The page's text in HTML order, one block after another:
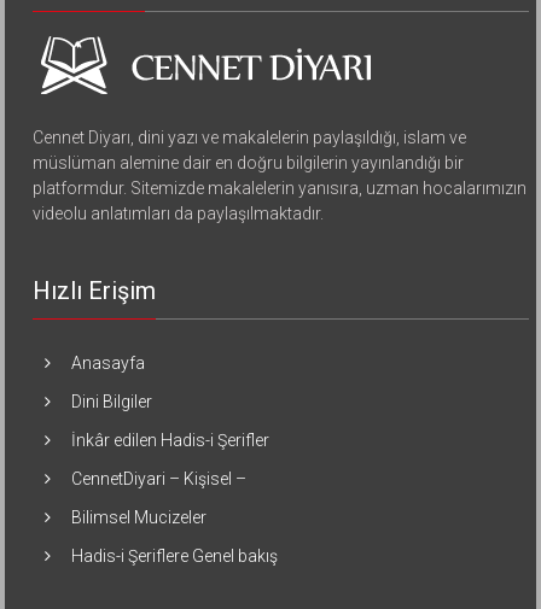
Cennet Diyarı, dini yazı ve makalelerin paylaşıldığı, islam ve
müslüman alemine dair en doğru bilgilerin yayınlandığı bir
platformdur. Sitemizde makalelerin yanısıra, uzman hocalarımızın
videolu anlatımları da paylaşılmaktadır.
Hızlı Erişim
Anasayfa
Dini Bilgiler
İnkâr edilen Hadis-i Şerifler
CennetDiyari – Kişisel –
Bilimsel Mucizeler
Hadis-i Şeriflere Genel bakış